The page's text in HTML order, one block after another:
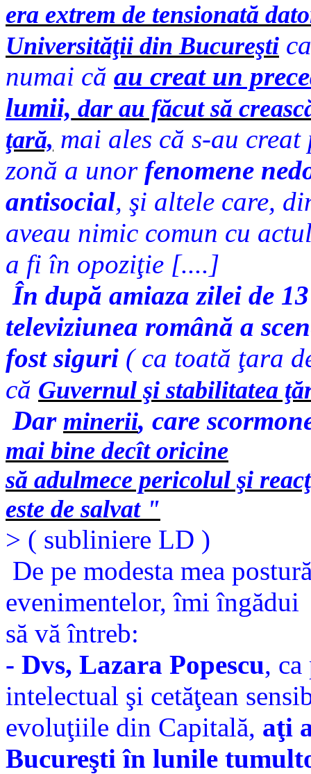
era extrem de tensionată
Universităţii din Bucureşti
numai că au creat un
lumii, dar au făcut să
ţară, mai ales că s-au
zonă a unor fenomene
antisocial, şi altele care,
aveau nimic comun cu
a fi în opoziţie [....]
În după amiaza zilei de
televiziunea română a
fost siguri ( ca toată ţara
că Guvernul şi stabilitatea
Dar minerii, care
mai bine decît oricine
să adulmece pericolul şi
este de salvat "
> ( subliniere LD )
De pe modesta mea
evenimentelor, îmi îngădui
să vă întreb:
- Dvs, Lazara Popescu,
intelectual şi cetăţean
evoluţiile din Capitală, aţi
Bucureşti în lunile